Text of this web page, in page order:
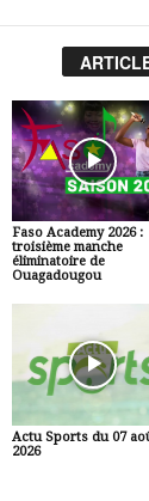
Faso Academy 2026 :
troisième manche
éliminatoire de
Ouagadougou
Actu Sports du 07
2026